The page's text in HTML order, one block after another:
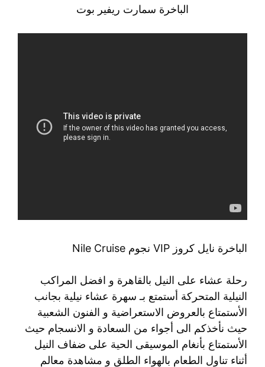
الباخرة سمارت ريفير بوت
الباخرة نايل كروز VIP نجوم Nile Cruise
رحلة عشاء على النيل بالقاهرة و افضل المراكب
النيلية المتحركة أستمتع بـ سهرة عشاء نيلية بجانب
الأستمتاع بالعروض الاستعراضية و الفنون الشعبية
حيث نأخذكم الى أجواء من السعادة و الانسجام حيث
الأستمتاع بأنغام الموسيقى الحية على ضفاف النيل
أثناء تناول الطعام بالهواء الطلق و مشاهدة معالم